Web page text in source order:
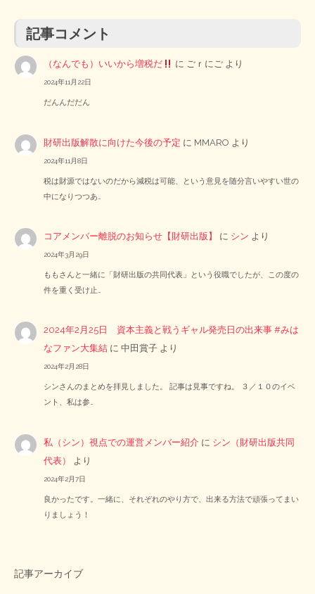
記事コメント
（なんでも）いいから増税だ に ごｒにご より
2024年11月22日
だんんだだん
財研出版解散に向けた今後の予定 に MMARO より
2024年11月8日
税は財源ではないのだから減税は可能、という意見を随分言いやすい世の
中になりつつあ…
コアメンバー離脱のお知らせ【財研出版】 に シン より
2024年3月29日
ももさんと一緒に「財研出版の共同代表」という役職でしたが、この度の
件を重く受け止…
2024年2月25日 資本主義と戦うギャル発売日の出来事 #みは
なファン大集結 に中田賞子 より
2024年2月28日
シンさんのまとめを拝見しました。 記事は見事ですね。 ３／１０のイベ
ント、私は参…
私（シン）視点での運営メンバー紹介 に シン（財研出版共同
代表）
より
2024年2月7日
良かったです。一緒に、それぞれのやり方で、出来る方法で頑張ってまい
りましょう！
記事アーカイブ